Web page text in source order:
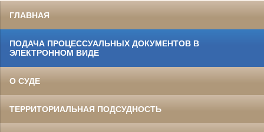
ГЛАВНАЯ
ПОДАЧА ПРОЦЕССУАЛЬНЫХ ДОКУМЕНТОВ В
ЭЛЕКТРОННОМ ВИДЕ
О СУДЕ
ТЕРРИТОРИАЛЬНАЯ ПОДСУДНОСТЬ